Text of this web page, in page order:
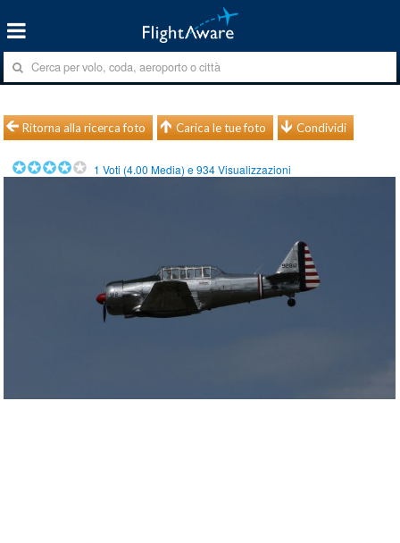
Ritorna alla ricerca foto Carica le tue foto Condividi
1 Voti (4.00 Media) e934Visualizzazioni